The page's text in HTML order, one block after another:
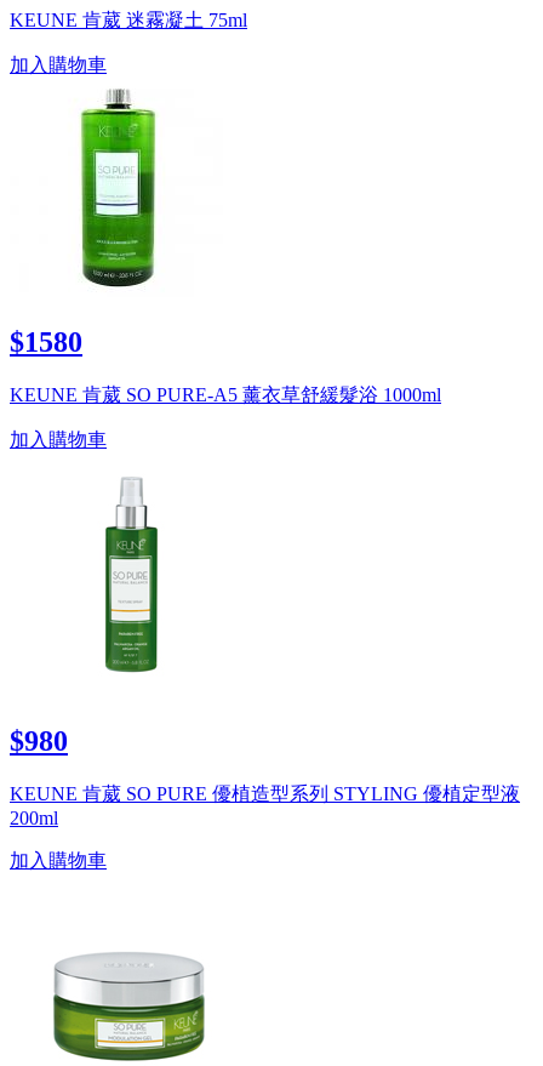
KEUNE 肯葳 迷霧凝土 75ml
加入購物車
$1580
KEUNE 肯葳 SO PURE-A5 薰衣草舒緩髮浴 1000ml
加入購物車
$980
KEUNE 肯葳 SO PURE 優植造型系列 STYLING 優植定型液
200ml
加入購物車